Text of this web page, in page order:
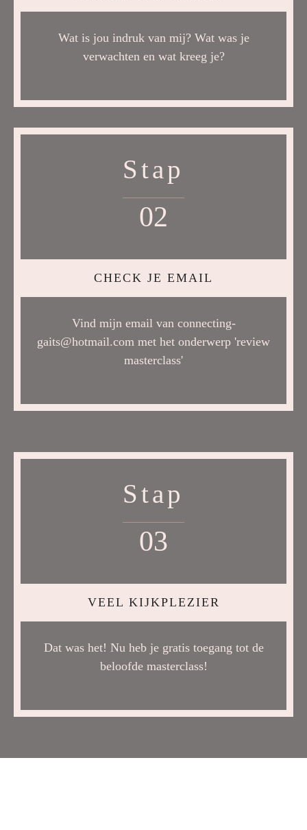
Wat is jou indruk van mij? Wat was je
verwachten en wat kreeg je?
Stap
02
CHECK JE EMAIL
Vind mijn email van connecting-
gaits@hotmail.com met het onderwerp 'review
masterclass'
Stap
03
VEEL KIJKPLEZIER
Dat was het! Nu heb je gratis toegang tot de
beloofde masterclass!